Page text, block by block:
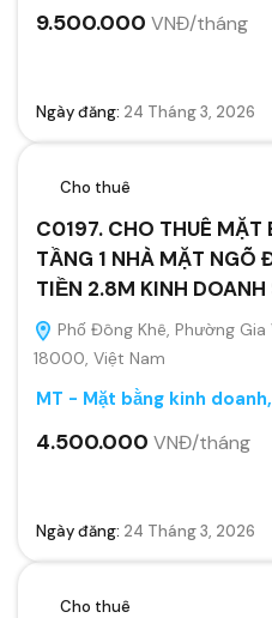
9.500.000 VNĐ/tháng
Ngày đăng: 24 Tháng 3, 2026
Cho thuê
C0197. CHO THUÊ MẶT
TẦNG 1 NHÀ MẶT NGÕ
TIỀN 2.8M KINH DOANH
Phố Đông Khê, Phường Gia
18000, Việt Nam
MT - Mặt bằng kinh doanh,
4.500.000 VNĐ/tháng
Ngày đăng: 24 Tháng 3, 2026
Cho thuê